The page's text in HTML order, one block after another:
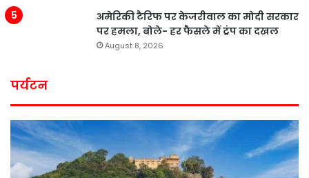
अमेरिकी टैरिफ पर केजरीवाल का मोदी सरकार
पर हमला, बोले- हर फैसले में ट्रंप का दखल
August 8, 2026
पर्यटन